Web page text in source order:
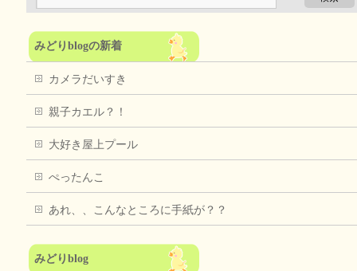
みどりblogの新着
カメラだいすき
親子カエル？！
大好き屋上プール
ぺったんこ
あれ、、こんなところに手紙が？？
みどりblog